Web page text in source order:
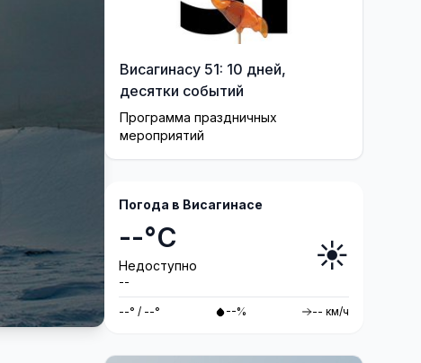
Висагинасу 51: 10 дней,
десятки событий
Программа праздничных
мероприятий
Погода в Висагинасе
--°C
Недоступно
--
☀️
--° / --° --% -- км/ч